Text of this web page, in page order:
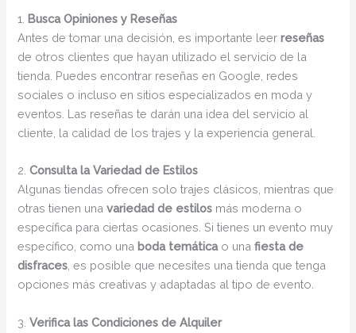
1. Busca Opiniones y Reseñas
Antes de tomar una decisión, es importante leerreseñas
de otros clientes que hayan utilizado el servicio de la
tienda. Puedes encontrar reseñas en Google, redes
sociales o incluso en sitios especializados en moda y
eventos. Las reseñas te darán una idea del servicio al
cliente, la calidad de los trajes y la experiencia general.
2.Consulta la Variedad de Estilos
Algunas tiendas ofrecen solo trajes clásicos, mientras que
otras tienen unavariedad de estilos más moderna o
específica para ciertas ocasiones. Si tienes un evento muy
específico, como una boda temáticao unafiesta de
disfraces , es posible que necesites una tienda que tenga
opciones más creativas y adaptadas al tipo de evento.
3.Verifica las Condiciones de Alquiler